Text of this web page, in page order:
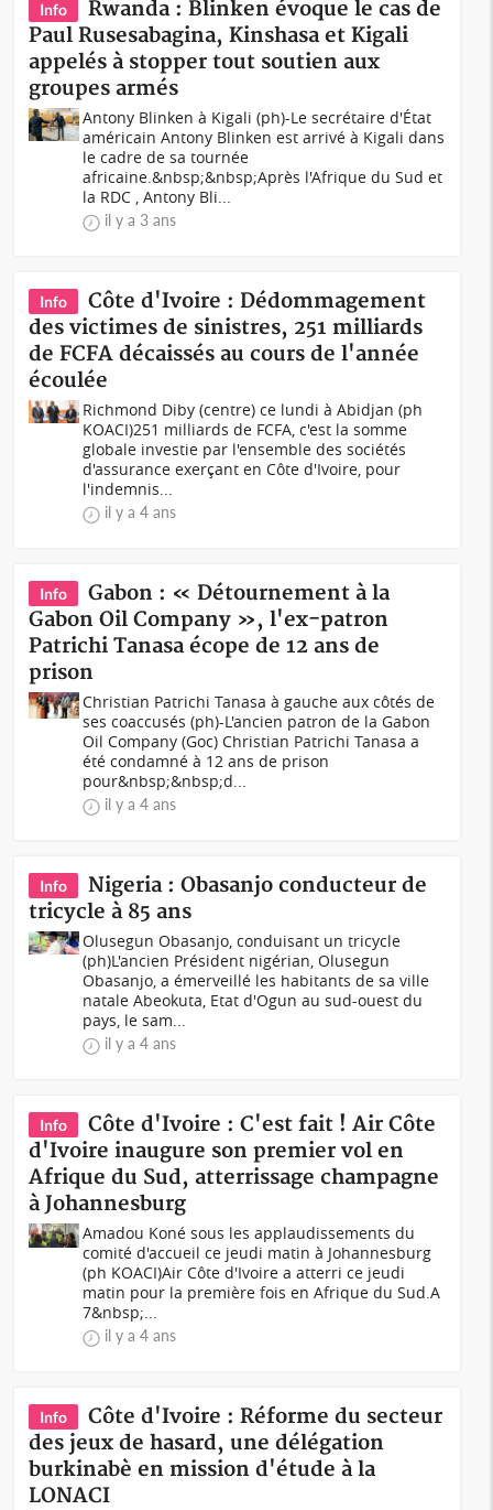
Info
Rwanda : Blinken évoque le cas de
Paul Rusesabagina, Kinshasa et Kigali
appelés à stopper tout soutien aux
groupes armés
Antony Blinken à Kigali (ph)-Le secrétaire d'État
américain Antony Blinken est arrivé à Kigali dans
le cadre de sa tournée
africaine.&nbsp;&nbsp;Après l'Afrique du Sud et
la RDC , Antony Bli...
il y a 3 ans
Info
Côte d'Ivoire : Dédommagement
des victimes de sinistres, 251 milliards
de FCFA décaissés au cours de l'année
écoulée
Richmond Diby (centre) ce lundi à Abidjan (ph
KOACI) 251 milliards de FCFA, c'est la somme
globale investie par l'ensemble des sociétés
d'assurance exerçant en Côte d'Ivoire, pour
l'indemnis...
il y a 4 ans
Info
Gabon : « Détournement à la
Gabon Oil Company », l'ex-patron
Patrichi Tanasa écope de 12 ans de
prison
Christian Patrichi Tanasa à gauche aux côtés de
ses coaccusés (ph)-L'ancien patron de la Gabon
Oil Company (Goc) Christian Patrichi Tanasa a
été condamné à 12 ans de prison
pour&nbsp;&nbsp;d...
il y a 4 ans
Info
Nigeria : Obasanjo conducteur de
tricycle à 85 ans
Olusegun Obasanjo, conduisant un tricycle
(ph)L'ancien Président nigérian, Olusegun
Obasanjo, a émerveillé les habitants de sa ville
natale Abeokuta, Etat d'Ogun au sud-ouest du
pays, le sam...
il y a 4 ans
Info
Côte d'Ivoire : C'est fait ! Air Côte
d'Ivoire inaugure son premier vol en
Afrique du Sud, atterrissage champagne
à Johannesburg
Amadou Koné sous les applaudissements du
comité d'accueil ce jeudi matin à Johannesburg
(ph KOACI)Air Côte d'Ivoire a atterri ce jeudi
matin pour la première fois en Afrique du Sud.A
7&nbsp;...
il y a 4 ans
Info
Côte d'Ivoire : Réforme du secteur
des jeux de hasard, une délégation
burkinabè en mission d'étude à la
LONACI